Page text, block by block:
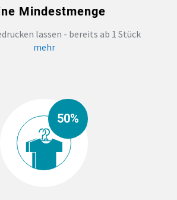
Mindestmenge
lassen - bereits ab 1 Stück
mehr
50%